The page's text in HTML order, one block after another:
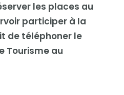
les places au
participer à la
de téléphoner le
Tourisme au